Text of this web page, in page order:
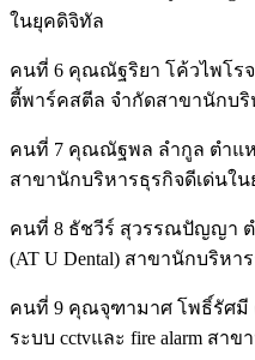
ในยุคดิจิทัล
คนที่ 6 คุณณัฐริยา โค้วไพโรจ
ตี้พาร์คสตีล จำกัดสาขานักบ
คนที่ 7 คุณณัฐพล ลำกูล ตำแห
สาขานักบริหารธุรกิจดีเด่นใ
คนที่ 8 ธัชวีร์ สุวรรณปัญญา ต
(AT U Dental) สาขานักบริห
คนที่ 9 คุณจุฑามาศ โพธิ์รัศมี
ระบบ cctvและ fire alarm สา